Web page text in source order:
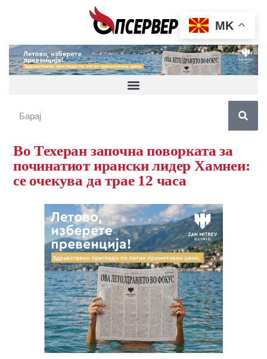
Во Техеран започна поворката за
починатиот ирански лидер Хамнеи:
се очекува да трае 12 часа
MK